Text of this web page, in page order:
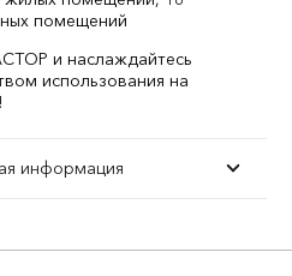
помещений
и наслаждайтесь
использования на
информация